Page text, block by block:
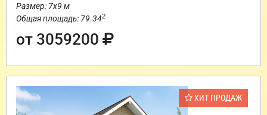
Размер: 7х9 м
Общая площадь: 79.342
от 3059200
ХИТ ПРОДАЖ